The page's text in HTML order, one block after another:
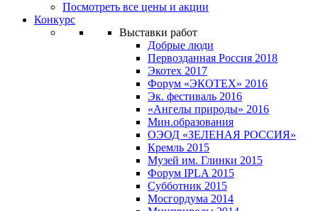
Посмотреть все цены и акции
Конкурс
Выставки работ
Добрые люди
Первозданная Россия 2018
Экотех 2017
Форум «ЭКОТЕХ» 2016
Эк. фестиваль 2016
«Ангелы природы» 2016
Мин.образования
ОЭОД «ЗЕЛЕНАЯ РОССИЯ»
Кремль 2015
Музей им. Глинки 2015
Форум IPLA 2015
Субботник 2015
Мосгордума 2014